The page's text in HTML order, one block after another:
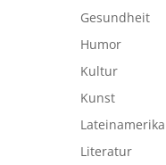
Gesundheit
Humor
Kultur
Kunst
Lateinamerika
Literatur